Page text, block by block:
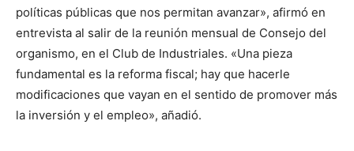
políticas públicas que nos permitan avanzar», afirmó en
entrevista al salir de la reunión mensual de Consejo del
organismo, en el Club de Industriales. «Una pieza
fundamental es la reforma fiscal; hay que hacerle
modificaciones que vayan en el sentido de promover más
la inversión y el empleo», añadió.